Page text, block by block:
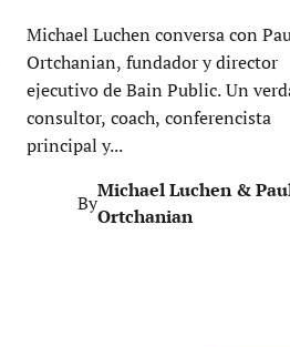
Michael Luchen conversa con
Ortchanian, fundador y director
ejecutivo de Bain Public. Un
consultor, coach, conferencista
principal y...
By
Michael Luchen &
Ortchanian